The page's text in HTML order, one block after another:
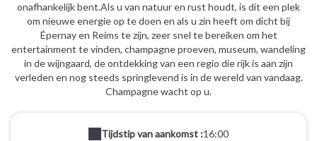
onafhankelijk bent.Als u van natuur en rust houdt, is dit een plek
om nieuwe energie op te doen en als u zin heeft om dicht bij
Épernay en Reims te zijn, zeer snel te bereiken om het
entertainment te vinden, champagne proeven, museum, wandeling
in de wijngaard, de ontdekking van een regio die rijk is aan zijn
verleden en nog steeds springlevend is in de wereld van vandaag.
Champagne wacht op u.
Tijdstip van aankomst :16:00